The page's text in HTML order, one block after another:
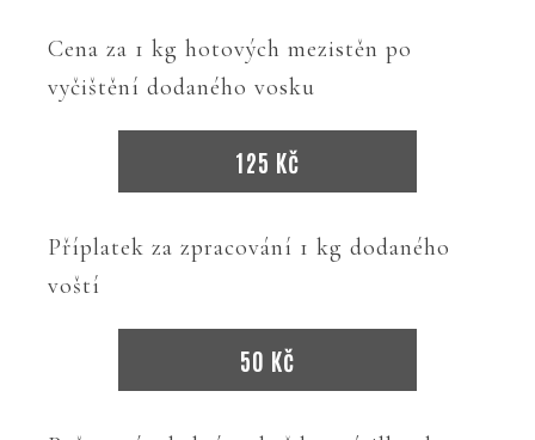
Cena za 1 kg hotových mezistěn po
vyčištění dodaného vosku
125 Kč
Příplatek za zpracování 1 kg dodaného
voští
50 Kč